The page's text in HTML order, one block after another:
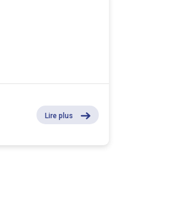
Lire plus